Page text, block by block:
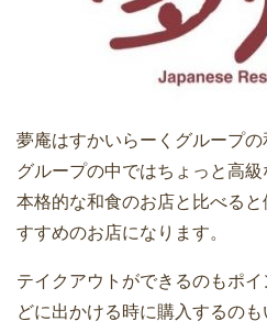
夢庵はすかいらーくグループの
グループの中ではちょっと高
本格的な和食のお店と比べる
すすめのお店になります。
テイクアウトができるのもポ
どに出かける時に購入するの